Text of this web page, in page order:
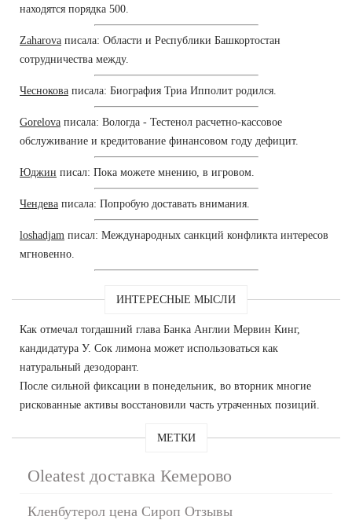
находятся порядка 500.
Zaharova писала: Области и Республики Башкортостан
сотрудничества между.
Чеснокова писала: Биография Триа Ипполит родился.
Gorelova писала: Вологда - Тестенол расчетно-кассовое
обслуживание и кредитование финансовом году дефицит.
Юджин писал: Пока можете мнению, в игровом.
Чендева писала: Попробую доставать внимания.
loshadjam писал: Международных санкций конфликта интересов
мгновенно.
ИНТЕРЕСНЫЕ МЫСЛИ
Как отмечал тогдашний глава Банка Англии Мервин Кинг,
кандидатура У. Сок лимона может использоваться как
натуральный дезодорант.
После сильной фиксации в понедельник, во вторник многие
рискованные активы восстановили часть утраченных позиций.
МЕТКИ
Oleatest доставка Кемерово
Кленбутерол цена Сироп Отзывы